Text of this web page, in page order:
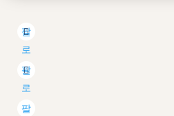
팔
로
우
팔
로
우
팔